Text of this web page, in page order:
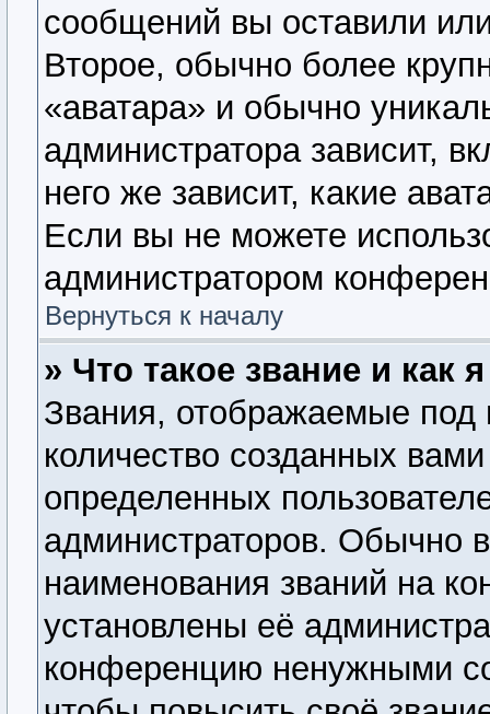
сообщений вы оставили
Второе, обычно более
«аватара» и обычно
администратора зависит,
него же зависит, какие
Если вы не можете
администратором
Вернуться к началу
» Что такое звание и как
Звания, отображаемые
количество созданных
определенных
администраторов. Обычно
наименования званий на
установлены её
конференцию ненужными